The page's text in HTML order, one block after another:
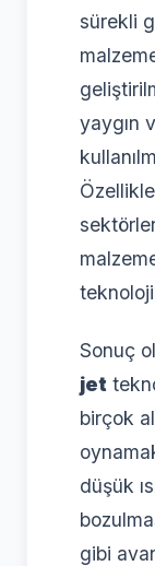
sürekli
yaygın
Sonuç
jet
birçok
düşük
gibi